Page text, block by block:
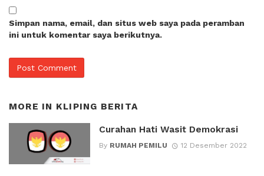
Simpan nama, email, dan situs web saya pada peramban
ini untuk komentar saya berikutnya.
MORE IN KLIPING BERITA
Curahan Hati Wasit Demokrasi
By RUMAH PEMILU 12 Desember 2022